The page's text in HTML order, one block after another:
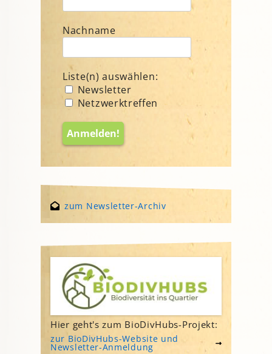
Nachname
Liste(n) auswählen:
Newsletter
Netzwerktreffen
zum Newsletter-Archiv
Hier geht's zum BioDivHubs-Projekt:
zur BioDivHubs-Website und
Newsletter-Anmeldung